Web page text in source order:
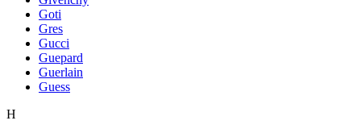
Goti
Gres
Gucci
Guepard
Guerlain
Guess
H